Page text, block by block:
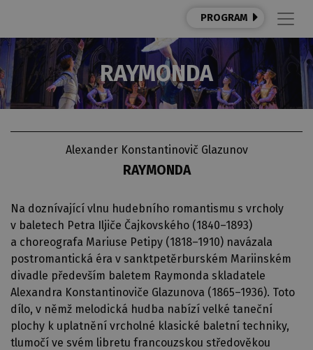
PROGRAM
RAYMONDA
Alexander Konstantinovič Glazunov
RAYMONDA
Na doznívající vlnu hudebního romantismu s vrcholy
v baletech Petra Iljiče Čajkovského (1840–1893)
a choreografa Mariuse Petipy (1818–1910) navázala
postromantická éra v sanktpetěrburském Mariinském
divadle především baletem Raymonda skladatele
Alexandra Konstantinoviče Glazunova (1865–1936). Toto
dílo, v němž melodická hudba nabízí velké taneční
plochy k uplatnění vrcholné klasické baletní techniky,
tlumočí ve svém libretu francouzskou středověkou